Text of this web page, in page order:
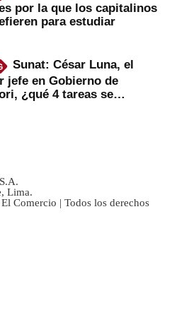
por la que los capitalinos
para estudiar
Sunat: César Luna, el
jefe en Gobierno de
¿qué 4 tareas se
Lima.
Comercio | Todos los derechos